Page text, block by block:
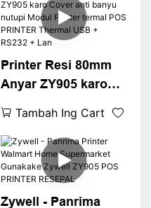
Thermal Ticket
Printer Ticket
Weankproof ticket
USB + lan
Printer Resi 80mm
Anyar ZY905 karo
nutupi Modul Printer
termal POS
PRINTER Thermal
USB + RS232 + Lan
Tambah Ing Cart
Zywell - Panrima